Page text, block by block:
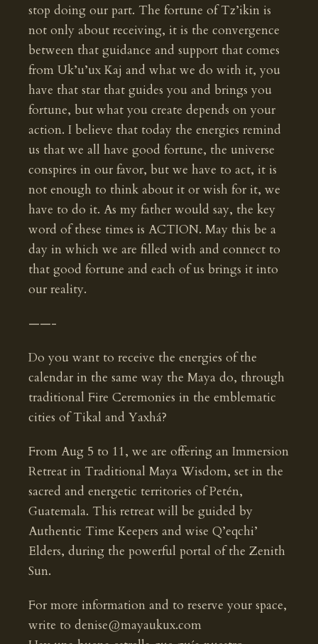
stop doing our part. The fortune of Tz’ikin is
not only about receiving, it is the convergence
between that guidance and support that comes
from Uk’u’ux Kaj and what we do with it, you
have that star that guides you and brings you
fortune, but what you create depends on your
action. I believe that today the energies remind
us that we all have good fortune, the universe
conspires in our favor, but we have to act, it is
not enough to think about it or wish for it, we
have to do it. As my father would say, the key
word of these times is ACTION. May this be a
day in which we are filled with and connect to
that good fortune and each of us brings it into
our reality.
——-
Do you want to receive the energies of the
calendar in the same way the Maya do, through
traditional Fire Ceremonies in the emblematic
cities of Tikal and Yaxhá?
From Aug 5 to 11, we are offering an Immersion
Retreat in Traditional Maya Wisdom, set in the
sacred and energetic territories of Petén,
Guatemala. This retreat will be guided by
Authentic Time Keepers and wise Q’eqchi’
Elders, during the powerful portal of the Zenith
Sun.
For more information and to reserve your space,
write to denise@mayaukux.com